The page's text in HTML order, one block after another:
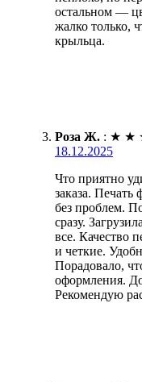
остальном —
жалко только,
крыльца.
Роза Ж. : ★ ★
18.12.2025
Что приятно
заказа.
без проблем.
сразу.
все. Качество
и четкие.
Порадовало,
оформления.
Рекомендую